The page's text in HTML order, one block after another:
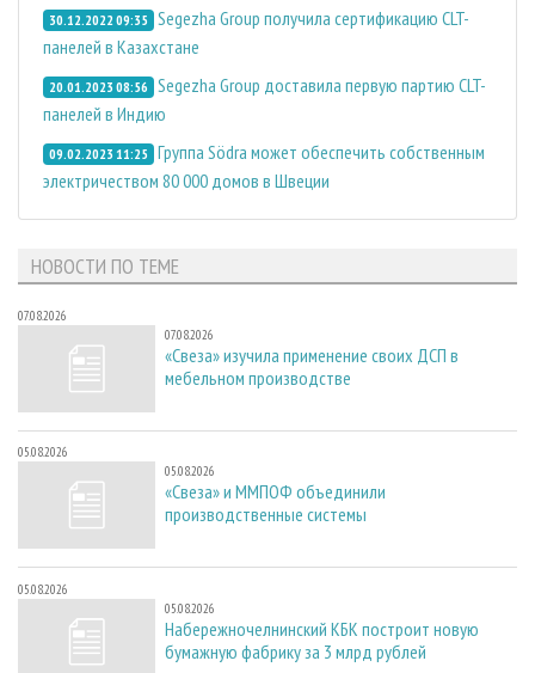
30.12.2022 09:35 Segezha Group получила сертификацию CLT-
панелей в Казахстане
20.01.2023 08:56 Segezha Group доставила первую партию CLT-
панелей в Индию
09.02.2023 11:25 Группа Södra может обеспечить собственным
электричеством 80 000 домов в Швеции
НОВОСТИ ПО ТЕМЕ
07.08.2026
07.08.2026
«Свеза» изучила применение своих ДСП в
мебельном производстве
05.08.2026
05.08.2026
«Свеза» и ММПОФ объединили
производственные системы
05.08.2026
05.08.2026
Набережночелнинский КБК построит новую
бумажную фабрику за 3 млрд рублей